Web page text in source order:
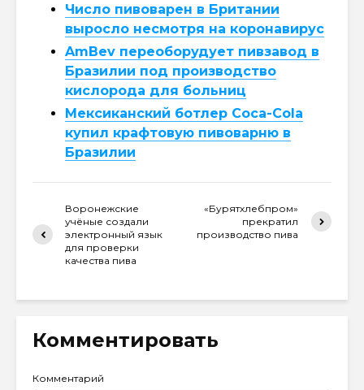
Число пивоварен в Британии
выросло несмотря на коронавирус
AmBev переоборудует пивзавод в
Бразилии под производство
кислорода для больниц
Мексиканский ботлер Coca-Cola
купил крафтовую пивоварню в
Бразилии
Воронежские
учёные создали
электронный язык
для проверки
качества пива
«Бурятхлебпром»
прекратил
производство пива
Комментировать
Комментарий